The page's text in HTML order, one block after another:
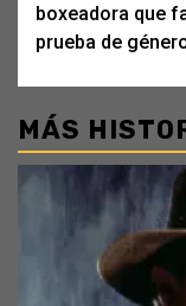
boxeadora que
prueba de
MÁS